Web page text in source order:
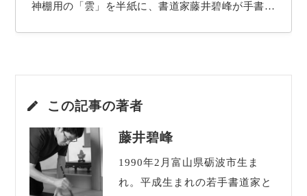
神棚用の「雲」を半紙に、書道家藤井碧峰が手書き
この記事の著者
藤井碧峰
1990年2月富山県砺波市生ま
れ。平成生まれの若手書道家と